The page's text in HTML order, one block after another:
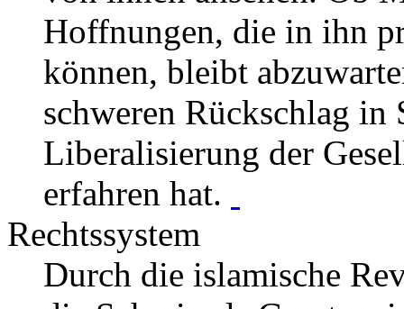
Hoffnungen, die in ihn
können, bleibt
schweren Rückschlag in
Liberalisierung der
erfahren hat.
Rechtssystem
Durch die islamische